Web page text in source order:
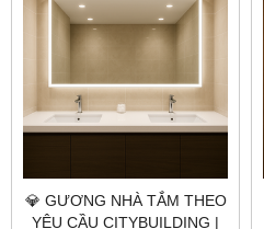
💎 GƯƠNG NHÀ TẮM THEO
YÊU CẦU CITYBUILDING |